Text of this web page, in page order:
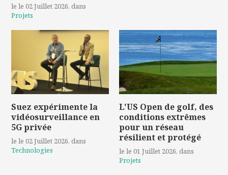
le le 02 Juillet 2026, dans
Projets
Suez expérimente la
vidéosurveillance en
5G privée
le le 02 Juillet 2026, dans
Technologies
L'US Open de golf, des
conditions extrêmes
pour un réseau
résilient et protégé
le le 01 Juillet 2026, dans
Projets